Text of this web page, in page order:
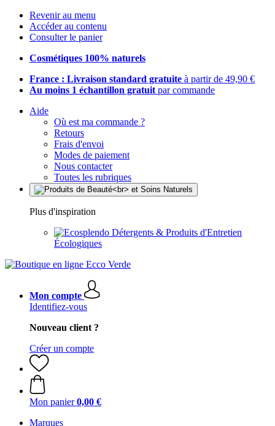
Revenir au menu
Accéder au contenu
Consulter le panier
Cosmétiques 100% naturels
France : Livraison standard gratuite à partir de 49,90 €
Au moins 1 échantillon gratuit par commande
Aide
Où est ma commande ?
Retours
Frais d'envoi
Modes de paiement
Nous contacter
Toutes les rubriques
Plus d'inspiration
Détergents & Produits d'Entretien
Écologiques
Mon compte
Identifiez-vous
Nouveau client ?
Créer un compte
Mon panier 0,00 €
Marques